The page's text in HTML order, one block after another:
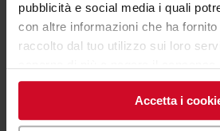
pubblicità e social media i quali
con altre informazioni che ha
raccolto dal tuo utilizzo sui loro
cookieclicchi qui. Il consenso può
cliccando sul tasto “Accetta i
cookie di profilazione può negare il
Accetta i